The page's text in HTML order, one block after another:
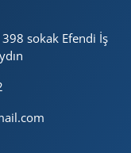
sokak Efendi İş